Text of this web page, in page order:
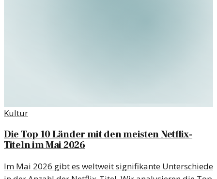
Kultur
Die Top 10 Länder mit den meisten Netflix-
Titeln im Mai 2026
Im Mai 2026 gibt es weltweit signifikante Unterschiede